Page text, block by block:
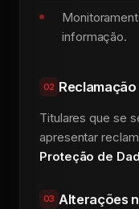
informação.
02
Titulares que se
apresentar
Proteção de
03 Alterações